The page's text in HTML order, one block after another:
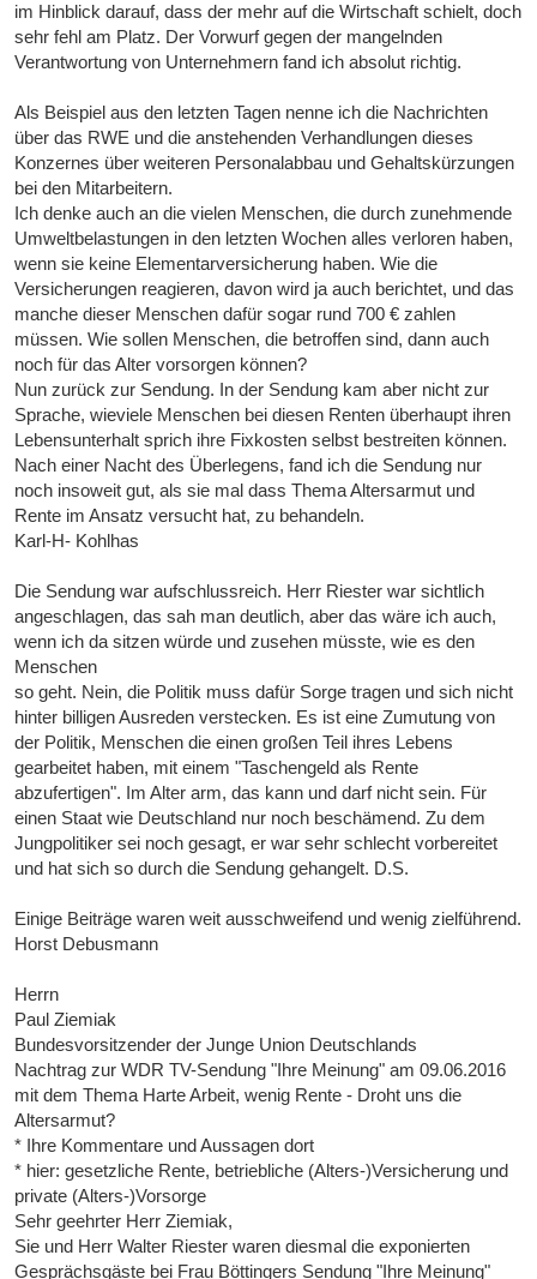
im Hinblick darauf, dass der mehr auf die Wirtschaft schielt, doch
sehr fehl am Platz. Der Vorwurf gegen der mangelnden
Verantwortung von Unternehmern fand ich absolut richtig.
Als Beispiel aus den letzten Tagen nenne ich die Nachrichten
über das RWE und die anstehenden Verhandlungen dieses
Konzernes über weiteren Personalabbau und Gehaltskürzungen
bei den Mitarbeitern.
Ich denke auch an die vielen Menschen, die durch zunehmende
Umweltbelastungen in den letzten Wochen alles verloren haben,
wenn sie keine Elementarversicherung haben. Wie die
Versicherungen reagieren, davon wird ja auch berichtet, und das
manche dieser Menschen dafür sogar rund 700 € zahlen
müssen. Wie sollen Menschen, die betroffen sind, dann auch
noch für das Alter vorsorgen können?
Nun zurück zur Sendung. In der Sendung kam aber nicht zur
Sprache, wieviele Menschen bei diesen Renten überhaupt ihren
Lebensunterhalt sprich ihre Fixkosten selbst bestreiten können.
Nach einer Nacht des Überlegens, fand ich die Sendung nur
noch insoweit gut, als sie mal dass Thema Altersarmut und
Rente im Ansatz versucht hat, zu behandeln.
Karl-H- Kohlhas
Die Sendung war aufschlussreich. Herr Riester war sichtlich
angeschlagen, das sah man deutlich, aber das wäre ich auch,
wenn ich da sitzen würde und zusehen müsste, wie es den
Menschen
so geht. Nein, die Politik muss dafür Sorge tragen und sich nicht
hinter billigen Ausreden verstecken. Es ist eine Zumutung von
der Politik, Menschen die einen großen Teil ihres Lebens
gearbeitet haben, mit einem "Taschengeld als Rente
abzufertigen". Im Alter arm, das kann und darf nicht sein. Für
einen Staat wie Deutschland nur noch beschämend. Zu dem
Jungpolitiker sei noch gesagt, er war sehr schlecht vorbereitet
und hat sich so durch die Sendung gehangelt. D.S.
Einige Beiträge waren weit ausschweifend und wenig zielführend.
Horst Debusmann
Herrn
Paul Ziemiak
Bundesvorsitzender der Junge Union Deutschlands
Nachtrag zur WDR TV-Sendung "Ihre Meinung" am 09.06.2016
mit dem Thema Harte Arbeit, wenig Rente - Droht uns die
Altersarmut?
* Ihre Kommentare und Aussagen dort
* hier: gesetzliche Rente, betriebliche (Alters-)Versicherung und
private (Alters-)Vorsorge
Sehr geehrter Herr Ziemiak,
Sie und Herr Walter Riester waren diesmal die exponierten
Gesprächsgäste bei Frau Böttingers Sendung "Ihre Meinung"